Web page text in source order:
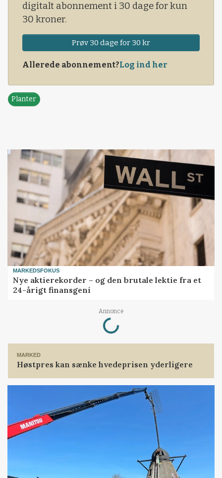
digitalt abonnement i 30 dage for kun
30 kroner.
Prøv 30 dage for 30 kr
Allerede abonnement?Log ind her
Planter
MARKEDSFOKUS
Nye aktierekorder – og den brutale lektie fra et
24-årigt finansgeni
Annonce
Loading...
MARKED
Høstpres kan sænke hvedeprisen yderligere